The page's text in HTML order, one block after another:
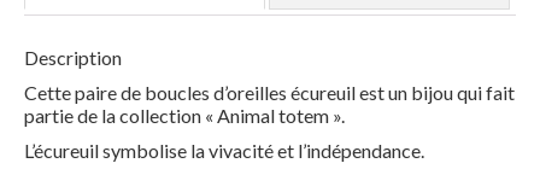
Anniversaire
EVJF/Mariage
Technique artistique
Description
Cette paire de boucles d’oreilles écureuil est un bijou qui fait
partie de la collection « Animal totem ».
L’écureuil symbolise la vivacité et l’indépendance.